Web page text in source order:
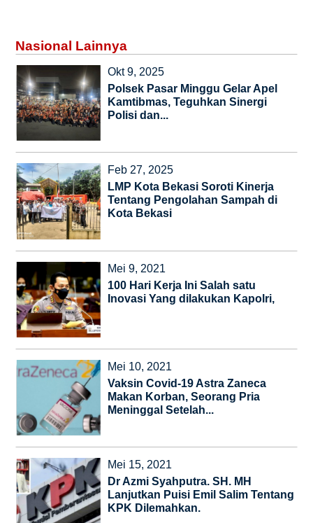
Nasional Lainnya
Okt 9, 2025
Polsek Pasar Minggu Gelar Apel
Kamtibmas, Teguhkan Sinergi
Polisi dan...
Feb 27, 2025
LMP Kota Bekasi Soroti Kinerja
Tentang Pengolahan Sampah di
Kota Bekasi
Mei 9, 2021
100 Hari Kerja Ini Salah satu
Inovasi Yang dilakukan Kapolri,
Mei 10, 2021
Vaksin Covid-19 Astra Zaneca
Makan Korban, Seorang Pria
Meninggal Setelah...
Mei 15, 2021
Dr Azmi Syahputra. SH. MH
Lanjutkan Puisi Emil Salim Tentang
KPK Dilemahkan.